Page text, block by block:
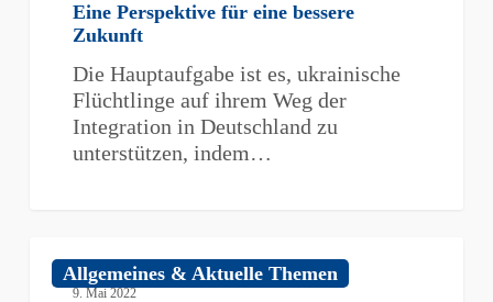
bessere
Zukunft
Eine Perspektive für eine bessere
Zukunft
Die Hauptaufgabe ist es, ukrainische
Flüchtlinge auf ihrem Weg der
Integration in Deutschland zu
unterstützen, indem…
Veranstaltung
Allgemeines & Aktuelle Themen
9. Mai 2022